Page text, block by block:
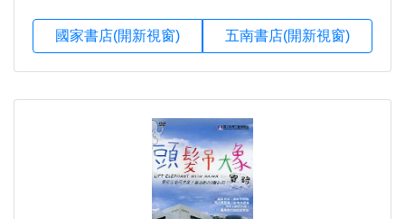
國家書店(開新視窗) 五南書店(開新視窗)